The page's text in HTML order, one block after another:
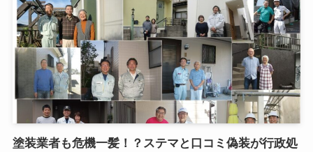
塗装業者も危機一髪！？ステマと口コミ偽装が行政処